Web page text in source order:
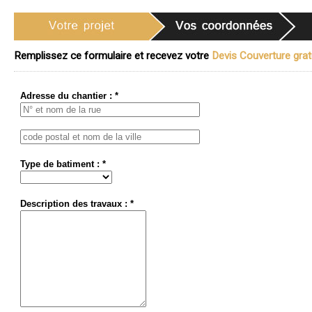
Remplissez ce formulaire et recevez votre Devis Couverture
Adresse du chantier : *
Type de batiment : *
Description des travaux : *